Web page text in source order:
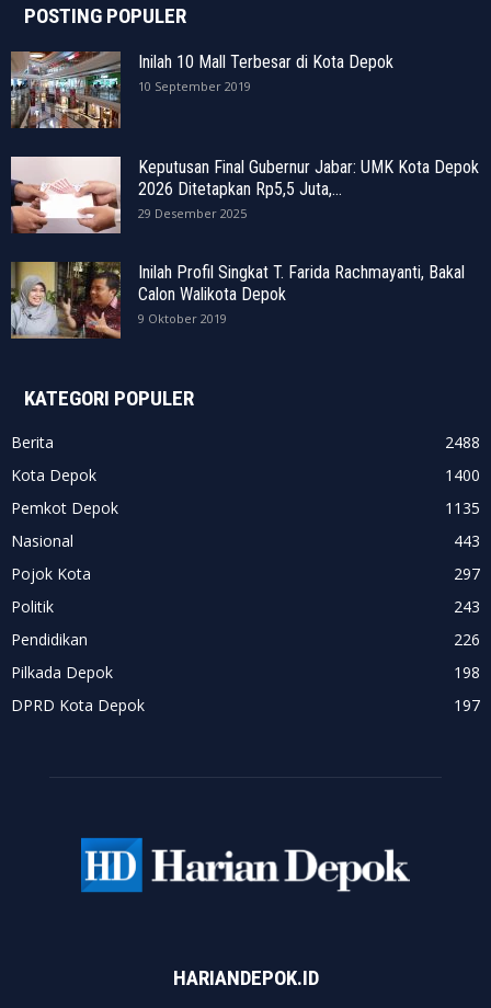
POSTING POPULER
Inilah 10 Mall Terbesar di Kota Depok
10 September 2019
Keputusan Final Gubernur Jabar: UMK Kota Depok
2026 Ditetapkan Rp5,5 Juta,...
29 Desember 2025
Inilah Profil Singkat T. Farida Rachmayanti, Bakal
Calon Walikota Depok
9 Oktober 2019
KATEGORI POPULER
Berita
2488
Kota Depok
1400
Pemkot Depok
1135
Nasional
443
Pojok Kota
297
Politik
243
Pendidikan
226
Pilkada Depok
198
DPRD Kota Depok
197
HARIANDEPOK.ID